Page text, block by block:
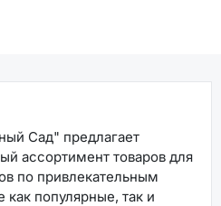
Сад" предлагает
ассортимент товаров для
по привлекательным
популярные, так и